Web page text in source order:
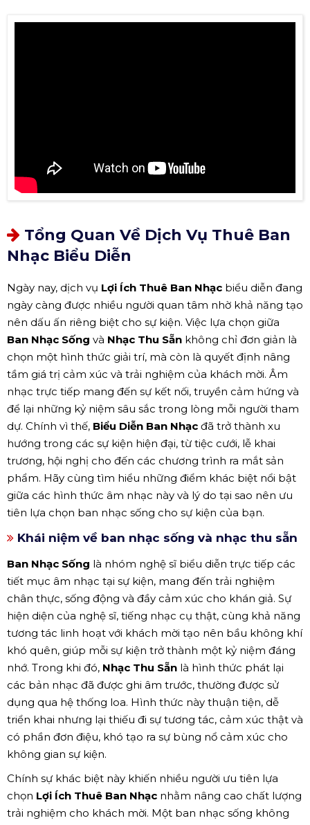
Tổng Quan Về Dịch Vụ Thuê Ban
Nhạc Biểu Diễn
Ngày nay, dịch vụ Lợi Ích Thuê Ban Nhạc biểu diễn đang
ngày càng được nhiều người quan tâm nhờ khả năng tạo
nên dấu ấn riêng biệt cho sự kiện. Việc lựa chọn giữa
Ban Nhạc Sống và Nhạc Thu Sẵn không chỉ đơn giản là
chọn một hình thức giải trí, mà còn là quyết định nâng
tầm giá trị cảm xúc và trải nghiệm của khách mời. Âm
nhạc trực tiếp mang đến sự kết nối, truyền cảm hứng và
để lại những kỷ niệm sâu sắc trong lòng mỗi người tham
dự. Chính vì thế, Biểu Diễn Ban Nhạc đã trở thành xu
hướng trong các sự kiện hiện đại, từ tiệc cưới, lễ khai
trương, hội nghị cho đến các chương trình ra mắt sản
phẩm. Hãy cùng tìm hiểu những điểm khác biệt nổi bật
giữa các hình thức âm nhạc này và lý do tại sao nên ưu
tiên lựa chọn ban nhạc sống cho sự kiện của bạn.
Khái niệm về ban nhạc sống và nhạc thu sẵn
Ban Nhạc Sống là nhóm nghệ sĩ biểu diễn trực tiếp các
tiết mục âm nhạc tại sự kiện, mang đến trải nghiệm
chân thực, sống động và đầy cảm xúc cho khán giả. Sự
hiện diện của nghệ sĩ, tiếng nhạc cụ thật, cùng khả năng
tương tác linh hoạt với khách mời tạo nên bầu không khí
khó quên, giúp mỗi sự kiện trở thành một kỷ niệm đáng
nhớ. Trong khi đó, Nhạc Thu Sẵn là hình thức phát lại
các bản nhạc đã được ghi âm trước, thường được sử
dụng qua hệ thống loa. Hình thức này thuận tiện, dễ
triển khai nhưng lại thiếu đi sự tương tác, cảm xúc thật và
có phần đơn điệu, khó tạo ra sự bùng nổ cảm xúc cho
không gian sự kiện.
Chính sự khác biệt này khiến nhiều người ưu tiên lựa
chọn Lợi Ích Thuê Ban Nhạc nhằm nâng cao chất lượng
trải nghiệm cho khách mời. Một ban nhạc sống không